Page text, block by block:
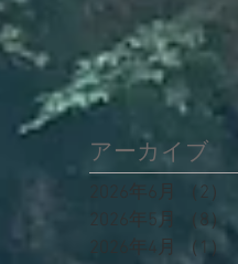
アーカイブ
（2）
2026年5月
（8）
2026年4月
（1）